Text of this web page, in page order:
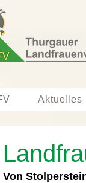
Von
Aktuelles